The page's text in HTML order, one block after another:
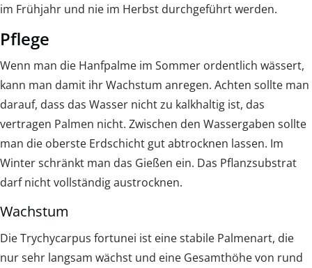
im Frühjahr und nie im Herbst durchgeführt werden.
Pflege
Wenn man die Hanfpalme im Sommer ordentlich wässert,
kann man damit ihr Wachstum anregen. Achten sollte man
darauf, dass das Wasser nicht zu kalkhaltig ist, das
vertragen Palmen nicht. Zwischen den Wassergaben sollte
man die oberste Erdschicht gut abtrocknen lassen. Im
Winter schränkt man das Gießen ein. Das Pflanzsubstrat
darf nicht vollständig austrocknen.
Wachstum
Die Trychycarpus fortunei ist eine stabile Palmenart, die
nur sehr langsam wächst und eine Gesamthöhe von rund